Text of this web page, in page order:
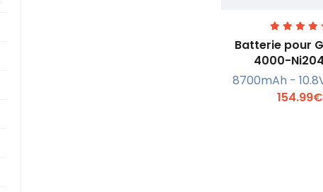
En
Batterie pour
4000-
8700mAh -
154.99€